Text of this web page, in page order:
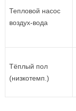
Тепловой насос
воздух-вода
Тёплый пол
(низкотемп.)